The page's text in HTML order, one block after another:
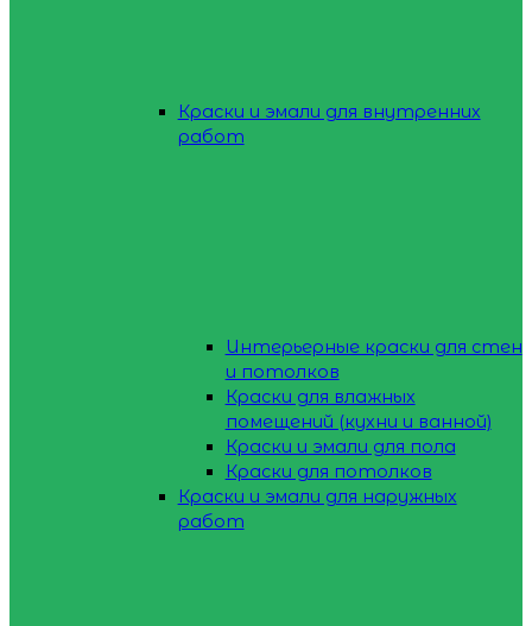
Краски и эмали для внутренних
работ
Интерьерные краски для стен
и потолков
Краски для влажных
помещений (кухни и ванной)
Краски и эмали для пола
Краски для потолков
Краски и эмали для наружных
работ